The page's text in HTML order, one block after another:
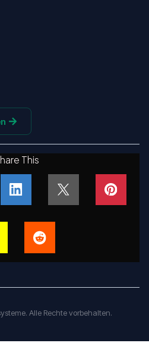
This
Alle Rechte vorbehalten.